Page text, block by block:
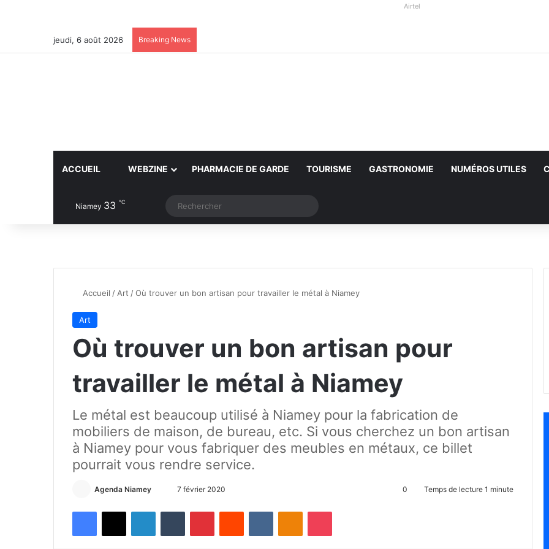
Airtel
jeudi, 6 août 2026 Breaking News
ACCUEIL WEBZINE PHARMACIE DE GARDE TOURISME GASTRONOMIE NUMÉROS UTILES
Niamey 33 ℃ Article Aléatoire
Switch skin
Accueil /Art /Où trouver un bon artisan pour travailler le métal à Niamey
Art
Où trouver un bon artisan pour
travailler le métal à Niamey
Le métal est beaucoup utilisé à Niamey pour la fabrication de
mobiliers de maison, de bureau, etc. Si vous cherchez un bon artisan
à Niamey pour vous fabriquer des meubles en métaux, ce billet
pourrait vous rendre service.
Agenda Niamey
o
7 février 2020 0 Temps de lecture 1 minute